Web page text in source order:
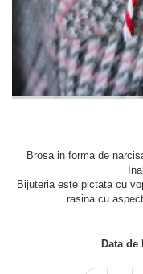
Brosa in forma de
Bijuteria este pictata cu
rasina cu
Data de